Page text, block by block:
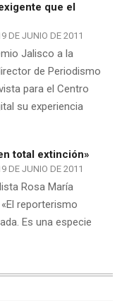
que el
DE JUNIO DE 2011
Jalisco a la
de Periodismo
para el Centro
su experiencia
total extinción»
DE JUNIO DE 2011
Rosa María
reporterismo
Es una especie